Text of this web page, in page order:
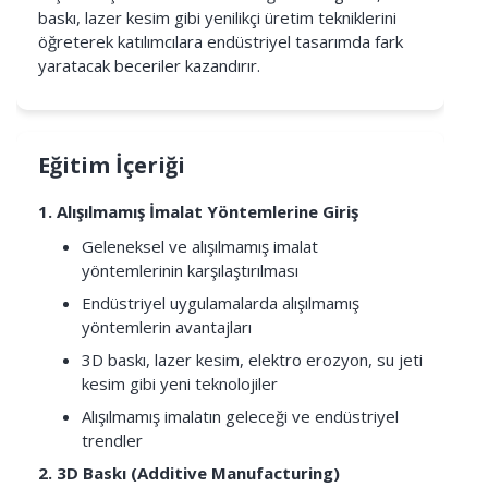
baskı, lazer kesim gibi yenilikçi üretim tekniklerini
öğreterek katılımcılara endüstriyel tasarımda fark
yaratacak beceriler kazandırır.
Eğitim İçeriği
1. Alışılmamış İmalat Yöntemlerine Giriş
Geleneksel ve alışılmamış imalat
yöntemlerinin karşılaştırılması
Endüstriyel uygulamalarda alışılmamış
yöntemlerin avantajları
3D baskı, lazer kesim, elektro erozyon, su jeti
kesim gibi yeni teknolojiler
Alışılmamış imalatın geleceği ve endüstriyel
trendler
2. 3D Baskı (Additive Manufacturing)